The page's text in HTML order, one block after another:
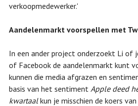
verkoopmedewerker.'
Aandelenmarkt voorspellen met
In een ander project onderzoekt Li of
of Facebook de aandelenmarkt kunt
kunnen die media afgrazen en
basis van het sentiment Apple deed
kwartaalkun je misschien de koers